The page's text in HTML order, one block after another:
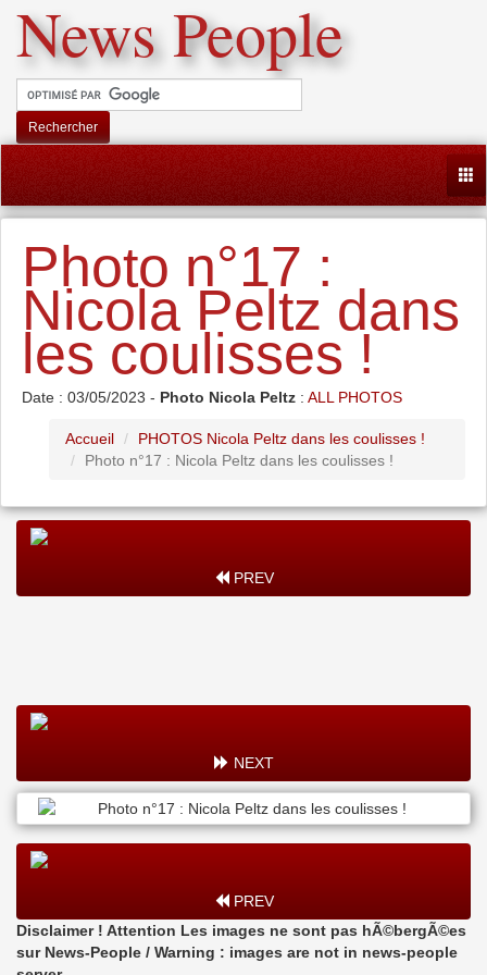
News People
Rechercher
Photo n°17 :
Nicola Peltz dans
les coulisses !
Date : 03/05/2023 - Photo Nicola Peltz : ALL PHOTOS
Accueil
PHOTOS Nicola Peltz dans les coulisses !
Photo n°17 : Nicola Peltz dans les coulisses !
PREV
NEXT
PREV
Disclaimer ! Attention Les images ne sont pas hÃ©bergÃ©es
sur News-People / Warning : images are not in news-people